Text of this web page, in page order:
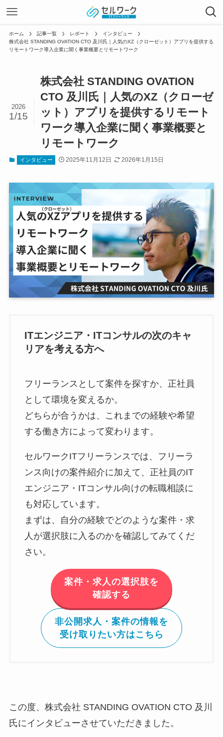
ホーム 記事一覧 レポート
インタビュー
株式会社 STANDING OVATION CTO 及川氏｜人気のXZ（クローゼット）アプリを提供する
リモートワーク導入企業に聞く事業概要とリモートワーク
株式会社 STANDING OVATION
CTO 及川氏｜人気のXZ（クローゼ
ット）アプリを提供するリモート
ワーク導入企業に聞く事業概要と
リモートワーク
2026
1/15
インタビュー 2025年11月12日 2026年1月15日
ITエンジニア・ITコンサルの次のキャ
リアを考える方へ
フリーランスとして案件を探すか、正社員
として環境を変えるか。
どちらが合うかは、これまでの経験や希望
する働き方によって変わります。
セルワークITフリーランスでは、フリーラ
ンス向けの案件紹介に加えて、正社員のIT
エンジニア・ITコンサル向けの転職相談に
も対応しています。
まずは、自分の経験でどのような案件・求
人が選択肢に入るのかを確認してみてくだ
さい。
案件・求人の選択肢を
確認する
非公開求人・案件の情報を
受け取りたい方はこちら
この度、株式会社 STANDING OVATION CTO 及川
氏にインタビューさせていただきました。